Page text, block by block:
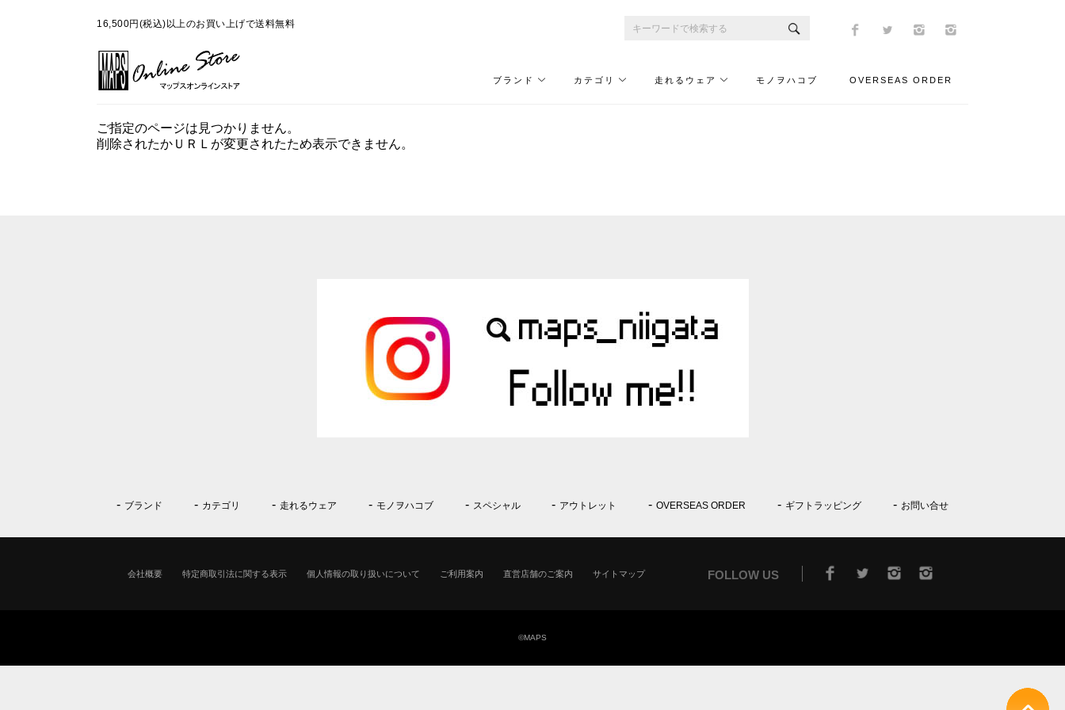
16,500円(税込)以上のお買い上げで送料無料
ブランド カテゴリ 走れるウェア モノヲハコブ OVERSEAS ORDER
ご指定のページは見つかりません。
削除されたかＵＲＬが変更されたため表示できません。
ブランド カテゴリ 走れるウェア モノヲハコブ スペシャル アウトレット OVERSEAS ORDER ギフトラッピング お問い合せ
会社概要 特定商取引法に関する表示 個人情報の取り扱いについて ご利用案内 直営店舗のご案内 サイトマップ FOLLOW US
©MAPS